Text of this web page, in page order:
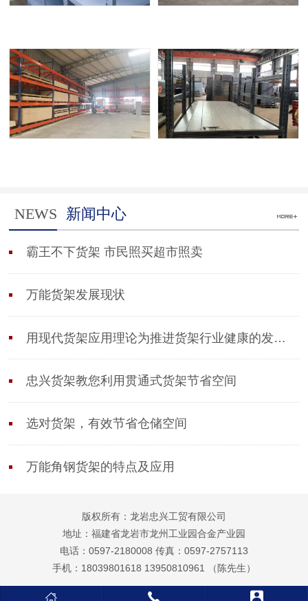
NEWS 新闻中心
霸王不下货架 市民照买超市照卖
万能货架发展现状
用现代货架应用理论为推进货架行业健康的发展作
忠兴货架教您利用贯通式货架节省空间
选对货架，有效节省仓储空间
万能角钢货架的特点及应用
版权所有：龙岩忠兴工贸有限公司
地址：福建省龙岩市龙州工业园合金产业园
电话：0597-2180008 传真：0597-2757113
手机：18039801618 13950810961 （陈先生）